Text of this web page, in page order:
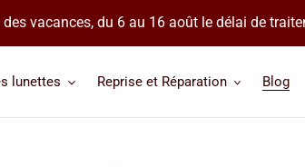
vacances, du 6 au 16 août le délai de
lunettes Reprise et Réparation Blog